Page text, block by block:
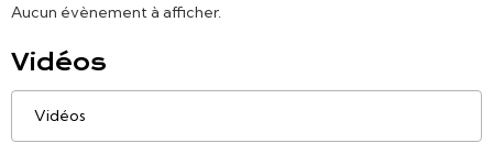
Aucun évènement à afficher.
Vidéos
Vidéos